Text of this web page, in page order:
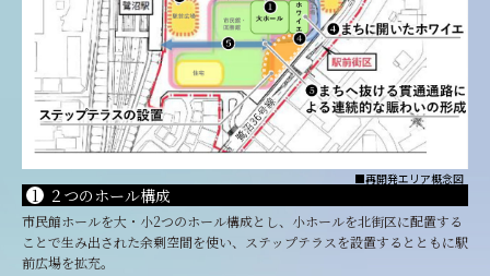
■再開発エリア概念図
1 ２つのホール構成
市民館ホールを大・小2つのホール構成とし、小ホールを北街区に配置する
ことで生み出された余剰空間を使い、ステップテラスを設置するとともに駅
前広場を拡充。